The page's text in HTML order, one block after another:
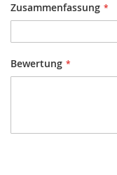
Zusammenfassung
Bewertung